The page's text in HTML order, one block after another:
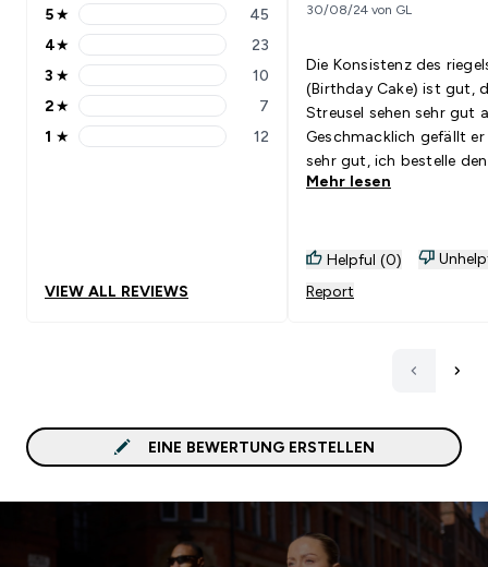
5 stars rating 45 reviews
5★ 45
4 stars rating 23 reviews
4★ 23
3 stars rating 10 reviews
3 ★ 10
2 stars rating 7 reviews
2★ 7
1 stars rating 12 reviews
1 ★ 12
VIEW ALL REVIEWS
30/08/24 von GL
Die Konsistenz des
(Birthday Cake) ist gut,
Streusel sehen sehr gut
Geschmacklich gefällt
sehr gut, ich bestelle den
regelmässig wieder.Gut
Mehr lesen
Helpful (0)
Report
EINE BEWERTUNG ERSTELLEN